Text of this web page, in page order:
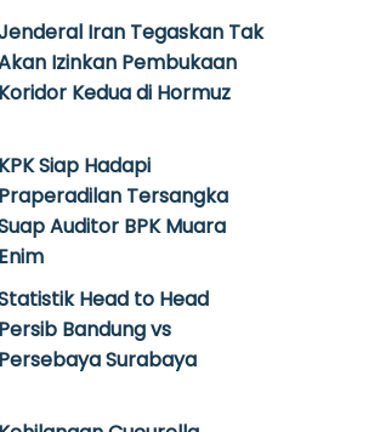
Iran Tegaskan Tak
Izinkan Pembukaan
Koridor Kedua di Hormuz
KPK Siap Hadapi
Praperadilan Tersangka
Auditor BPK Muara
Enim
Head to Head
Persib Bandung vs
Persebaya Surabaya